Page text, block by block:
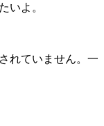
いよ。
れていません。一